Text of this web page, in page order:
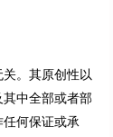
。其原创性以
中全部或者部
何保证或承